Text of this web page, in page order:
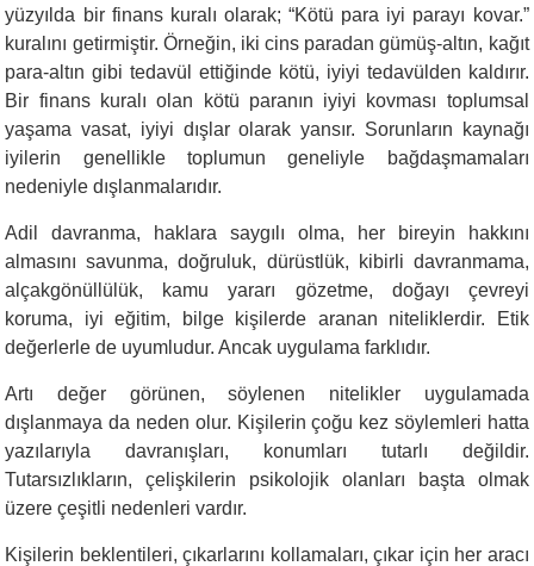
yüzyılda bir finans kuralı olarak; “Kötü para iyi parayı kovar.”
kuralını getirmiştir. Örneğin, iki cins paradan gümüş-altın, kağıt
para-altın gibi tedavül ettiğinde kötü, iyiyi tedavülden kaldırır.
Bir finans kuralı olan kötü paranın iyiyi kovması toplumsal
yaşama vasat, iyiyi dışlar olarak yansır. Sorunların kaynağı
iyilerin genellikle toplumun geneliyle bağdaşmamaları
nedeniyle dışlanmalarıdır.
Adil davranma, haklara saygılı olma, her bireyin hakkını
almasını savunma, doğruluk, dürüstlük, kibirli davranmama,
alçakgönüllülük, kamu yararı gözetme, doğayı çevreyi
koruma, iyi eğitim, bilge kişilerde aranan niteliklerdir. Etik
değerlerle de uyumludur. Ancak uygulama farklıdır.
Artı değer görünen, söylenen nitelikler uygulamada
dışlanmaya da neden olur. Kişilerin çoğu kez söylemleri hatta
yazılarıyla davranışları, konumları tutarlı değildir.
Tutarsızlıkların, çelişkilerin psikolojik olanları başta olmak
üzere çeşitli nedenleri vardır.
Kişilerin beklentileri, çıkarlarını kollamaları, çıkar için her aracı